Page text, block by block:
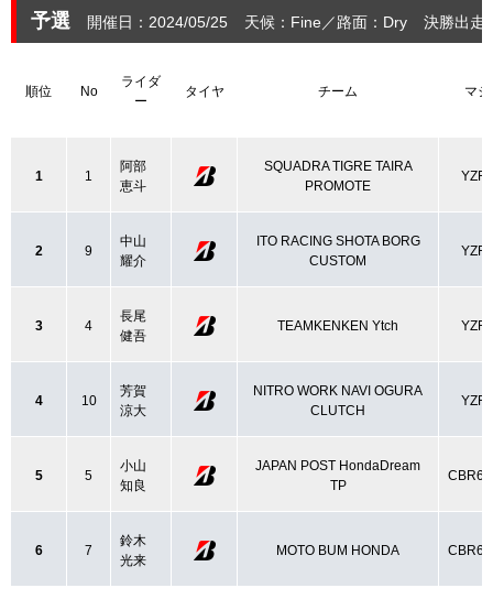
予選 開催日：2024/05/25 天候：Fine 路面：Dry 決勝出走
順位 No
ライダ
ー
タイヤ チーム マ
1 1
阿部
恵斗
SQUADRA TIGRE TAIRA
PROMOTE
YZF-
2 9
中山
耀介
ITO RACING SHOTA BORG
CUSTOM
YZF-
3 4
長尾
健吾
TEAMKENKEN Ytch YZF-
4 10
芳賀
涼大
NITRO WORK NAVI OGURA
CLUTCH
YZF-
5 5
小山
知良
JAPAN POST HondaDream
TP
6 7
鈴木
光来
MOTO BUM HONDA